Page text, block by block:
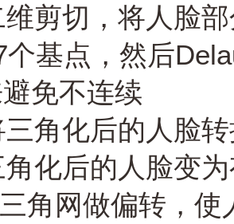
维剪切，将人脸
个基点，然后
免不连续
三角化后的人脸
角化后的人脸变
角网做偏转，使